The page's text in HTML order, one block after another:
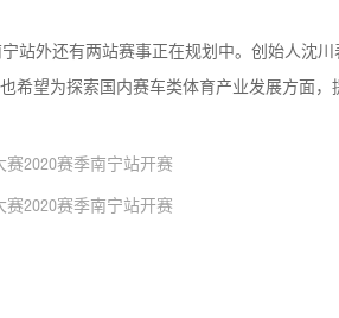
站外还有两站赛事正在规划中。创始人沈
希望为探索国内赛车类体育产业发展方面，
2020赛季南宁站开赛
2020赛季南宁站开赛